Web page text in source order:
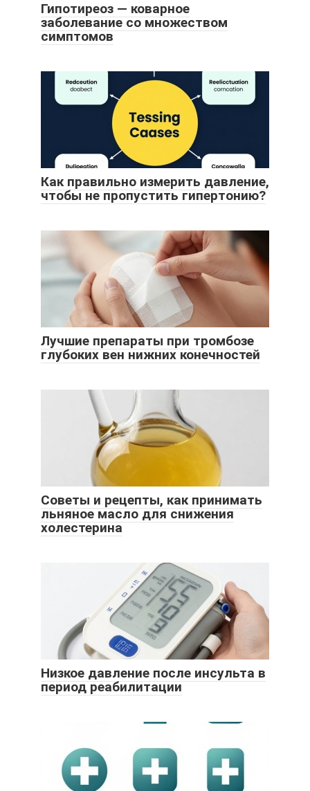
Гипотиреоз — коварное
заболевание со множеством
симптомов
Как правильно измерить давление,
чтобы не пропустить гипертонию?
Лучшие препараты при тромбозе
глубоких вен нижних конечностей
Советы и рецепты, как принимать
льняное масло для снижения
холестерина
Низкое давление после инсульта в
период реабилитации